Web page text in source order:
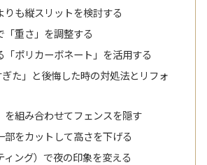
りも縦スリットを検討する
「重さ」を調整する
「ポリカーボネート」を活用する
た」と後悔した時の対処法とリフォ
を組み合わせてフェンスを隠す
部をカットして高さを下げる
ィング）で夜の印象を変える